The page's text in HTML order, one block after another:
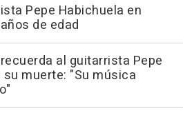
Pepe Habichuela en
de edad
al guitarrista Pepe
muerte: "Su música